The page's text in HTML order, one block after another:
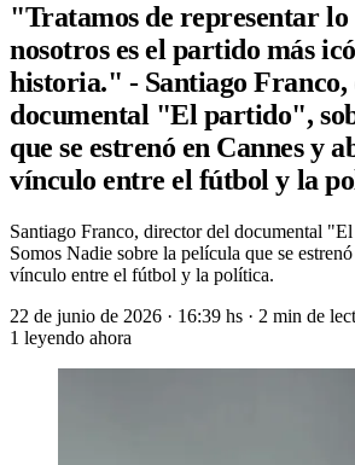
"Tratamos de representar lo
nosotros es el partido más
historia." - Santiago
documental "El partido",
que se estrenó en Cannes y
vínculo entre el fútbol y la
Santiago Franco, director del documental
Somos Nadie sobre la película que se
vínculo entre el fútbol y la política.
22 de junio de 2026 · 16:39 hs · 2 min de
1 leyendo ahora